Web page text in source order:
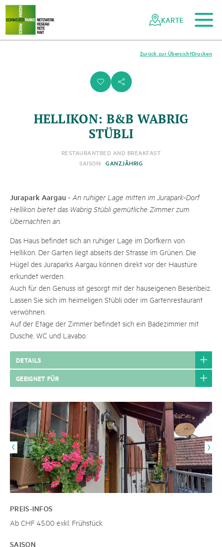
Navigieren
Netzwerk
Schweizer
Schnellnavigation
Zum Hauptinhalt
Zur mobilen Navigation
Zur Suche
Zum Fussbereich
Zur Sitemap
KARTE
i s
Drucken
Zurück zur Übersicht
HELLIKON: B&B WABRIG
STÜBLI
RESTAURANTBED AND BREAKFAST
SAISON: GANZJÄHRIG
Jurapark Aargau - An ruhiger Lage mitten im Jurapark-Dorf
Hellikon bietet das Wabrig Stübli gemütliche Zimmer zum
Übernachten an.
Das Haus befindet sich an ruhiger Lage im Dorfkern von
Hellikon. Der Garten liegt abseits der Strasse im Grünen. Die
Hügel des Juraparks Aargau können direkt vor der Haustüre
erkundet werden.
Auch für den Genuss ist gesorgt mit der hauseigenen Besenbeiz.
Lassen Sie sich im heimeligen Stübli oder im Gartenrestaurant
verwöhnen.
Auf der Etage der Zimmer befindet sich ein Badezimmer mit
Dusche, WC und Lavabo.
DETAILS
GEEIGNET FÜR
PREIS-INFOS
Ab CHF 45.00 exkl. Frühstück
SAISON